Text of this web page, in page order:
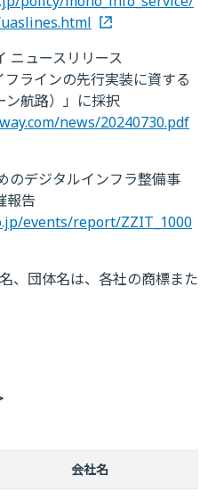
ニュースリリース
ラインの先行実装に資する
ン航路）」に採択
news/20240730.pdf
のデジタルインフラ整備事
報告
events/report/ZZIT_1000
、団体名は、各社の商標また
会社名